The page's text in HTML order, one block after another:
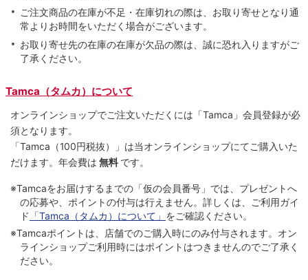
ご注文商品の在庫が不足・在庫切れの際は、お取り寄せとなり通
常よりお時間をいただく場合がございます。
お取り寄せ先の在庫の在庫が欠品の際は、誠に恐れ入りますがご
了承ください。
Tamca（タムカ）について
オンラインショップでご注⽂いただくには「Tamca」会員登録が必
須となります。
「Tamca （100円税抜）
」は当オンラインショップにてご購⼊いた
だけます。 年会費は 無料 です。
※Tamcaをお届けするまでの「仮の会員番号」では、プレゼントへ
の応募や、ポイントの付与は⾏えません。詳しくは、ご利⽤ガイ
ド 「Tamca（タムカ）について」 をご確認ください。
※Tamcaポイントは、店舗でのご購⼊時にのみ付与されます。オン
ラインショップご利用時にはポイントはつきませんのでご了承く
ださい。